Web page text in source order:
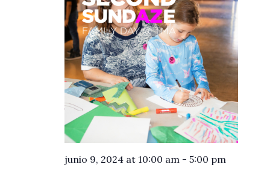
junio 9, 2024 at 10:00 am -5:00 pm